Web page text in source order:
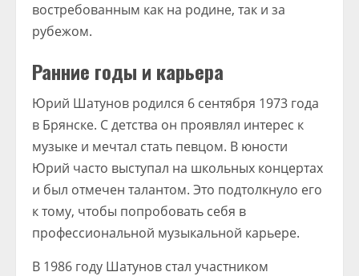
востребованным как на родине, так и за
рубежом.
Ранние годы и карьера
Юрий Шатунов родился 6 сентября 1973 года
в Брянске. С детства он проявлял интерес к
музыке и мечтал стать певцом. В юности
Юрий часто выступал на школьных концертах
и был отмечен талантом. Это подтолкнуло его
к тому, чтобы попробовать себя в
профессиональной музыкальной карьере.
В 1986 году Шатунов стал участником